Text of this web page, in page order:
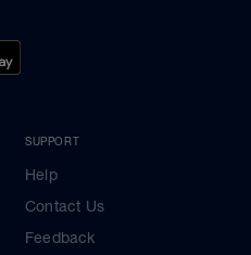
SUPPORT
Help
Contact Us
Feedback